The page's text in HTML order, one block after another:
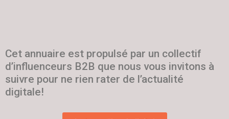
Cet annuaire est propulsé par un collectif
d’influenceurs B2B que nous vous invitons à
suivre pour ne rien rater de l’actualité
digitale!